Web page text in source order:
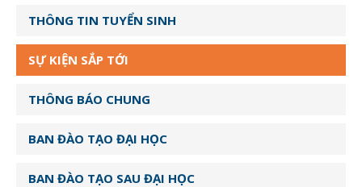
THÔNG TIN TUYỂN SINH
SỰ KIỆN SẮP TỚI
THÔNG BÁO CHUNG
BAN ĐÀO TẠO ĐẠI HỌC
BAN ĐÀO TẠO SAU ĐẠI HỌC